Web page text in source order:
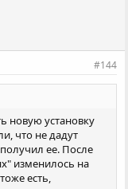
#144
новую установку
что не дадут
ее. После
изменилось на
есть,